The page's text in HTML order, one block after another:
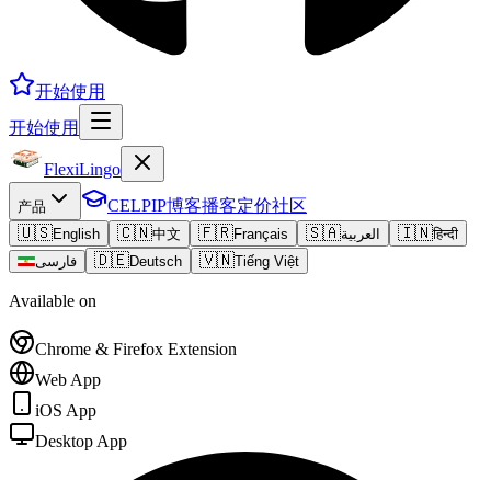
开始使用
开始使用
FlexiLingo
产品 CELPIP博客播客定价社区
🇺🇸English 🇨🇳中文 🇫🇷Français 🇸🇦العربية 🇮🇳हिन्दी
فارسی
🇩🇪Deutsch 🇻🇳Tiếng Việt
Available on
Chrome & Firefox Extension
Web App
iOS App
Desktop App